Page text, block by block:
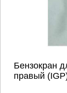
Бензокран
правый